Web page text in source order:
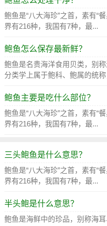
鲍鱼是“八大海珍”之首，素有“
界有216种，我国有7种，最...
鲍鱼怎么保存最新鲜？
鲍鱼是名贵海洋食用贝类，别
分类学上属于鲍科、鲍属的统称
鲍鱼主要是吃什么部位？
鲍鱼是“八大海珍”之首，素有“
界有216种，我国有7种，最...
三头鲍鱼是什么意思？
鲍鱼是“八大海珍”之首，素有“
界有216种，我国有7种，最...
半头鲍是什么意思？
鲍鱼是海鲜中的珍品，别称海